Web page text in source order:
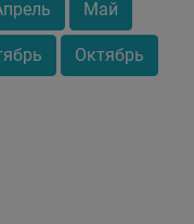
Май
Октябрь